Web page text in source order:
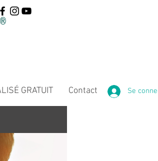
®
GRATUIT Contact Se